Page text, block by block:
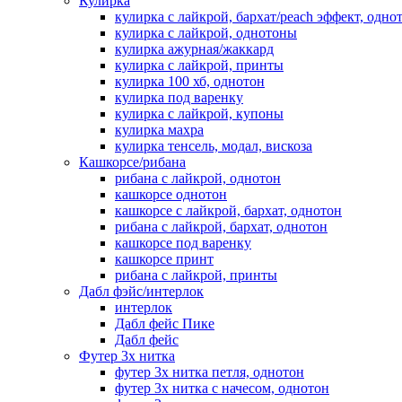
кулирка с лайкрой, бархат/peach эффект,
кулирка с лайкрой, однотоны
кулирка ажурная/жаккард
кулирка с лайкрой, принты
кулирка 100 хб, однотон
кулирка под варенку
кулирка с лайкрой, купоны
кулирка махра
кулирка тенсель, модал, вискоза
Кашкорсе/рибана
рибана с лайкрой, однотон
кашкорсе однотон
кашкорсе с лайкрой, бархат, однотон
рибана с лайкрой, бархат, однотон
кашкорсе под варенку
кашкорсе принт
рибана с лайкрой, принты
Дабл фэйс/интерлок
интерлок
Дабл фейс Пике
Дабл фейс
Футер 3х нитка
футер 3х нитка петля, однотон
футер 3х нитка с начесом, однотон